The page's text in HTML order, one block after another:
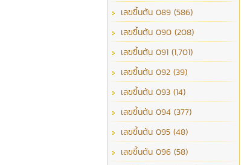
เลขขึ้นต้น 089 (586)
เลขขึ้นต้น 090 (208)
เลขขึ้นต้น 091 (1,701)
เลขขึ้นต้น 092 (39)
เลขขึ้นต้น 093 (14)
เลขขึ้นต้น 094 (377)
เลขขึ้นต้น 095 (48)
เลขขึ้นต้น 096 (58)